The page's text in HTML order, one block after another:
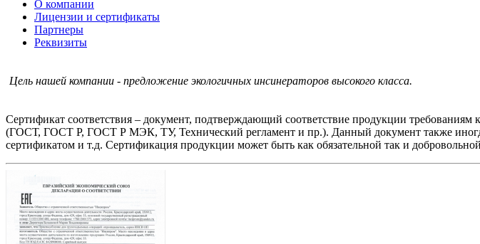
О компании
Лицензии и сертификаты
Партнеры
Реквизиты
Цель нашей компании - предложение экологичных инсинераторов высокого класса.
Сертификат соответствия – документ, подтверждающий соответствие продукции
(ГОСТ, ГОСТ Р, ГОСТ Р МЭК, ТУ, Технический регламент и пр.). Данный документ также
сертификатом и т.д. Сертификация продукции может быть как обязательной так и